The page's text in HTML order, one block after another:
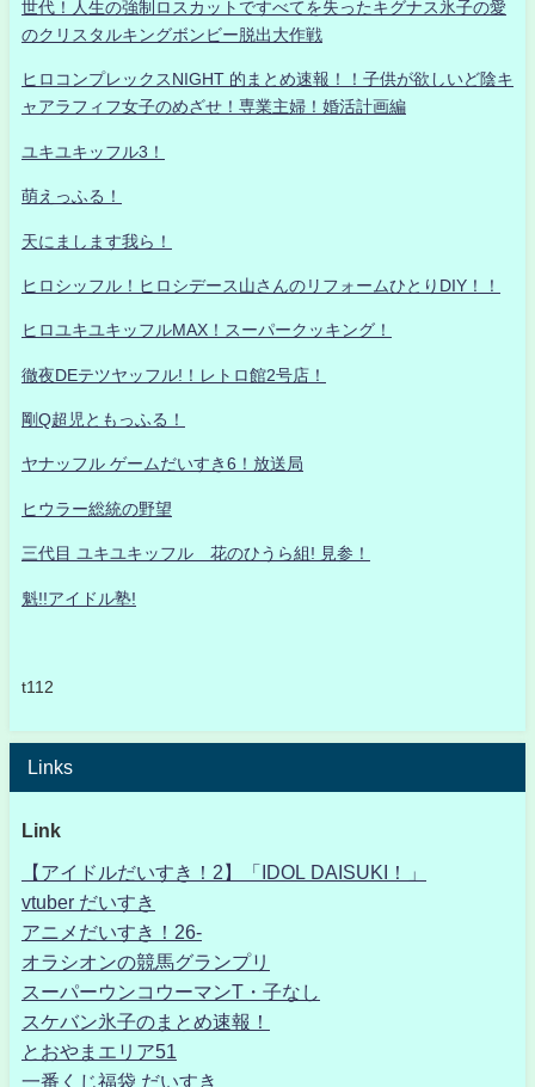
世代！人生の強制ロスカットですべてを失ったキグナス氷子の愛
のクリスタルキングボンビー脱出大作戦
ヒロコンプレックスNIGHT 的まとめ速報！！子供が欲しいど陰キ
ャアラフィフ女子のめざせ！専業主婦！婚活計画編
ユキユキッフル3！
萌えっふる！
天にまします我ら！
ヒロシッフル！ヒロシデース山さんのリフォームひとりDIY！！
ヒロユキユキッフルMAX！スーパークッキング！
徹夜DEテツヤッフル!！レトロ館2号店！
剛Q超児ともっふる！
ヤナッフル ゲームだいすき6！放送局
ヒウラー総統の野望
三代目 ユキユキッフル 花のひうら組! 見参！
魁!!アイドル塾!
t112
Links
Link
【アイドルだいすき！2】「IDOL DAISUKI！」
vtuber だいすき
アニメだいすき！26-
オラシオンの競馬グランプリ
スーパーウンコウーマンT・子なし
スケバン氷子のまとめ速報！
とおやまエリア51
一番くじ福袋 だいすき